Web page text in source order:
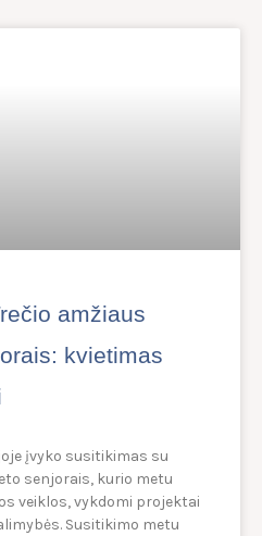
amžiaus
kvietimas
įvyko susitikimas su
senjorais, kurio metu
veiklos, vykdomi projektai
Susitikimo metu